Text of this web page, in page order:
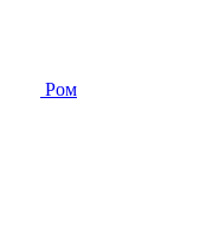
Ром